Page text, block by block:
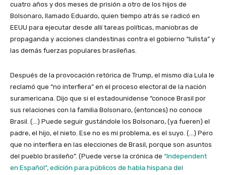
cuatro años y dos meses de prisión a otro de los hijos de
Bolsonaro, llamado Eduardo, quien tiempo atrás se radicó en
EEUU para ejecutar desde allí tareas políticas, maniobras de
propaganda y acciones clandestinas contra el gobierno “lulista” y
las demás fuerzas populares brasileñas.
Después de la provocación retórica de Trump, el mismo día Lula le
reclamó que “no interfiera” en el proceso electoral de la nación
suramericana. Dijo que si el estadounidense “conoce Brasil por
sus relaciones con la familia Bolsonaro, (entonces) no conoce
Brasil. (…) Puede seguir gustándole los Bolsonaro, (ya fueren) el
padre, el hijo, el nieto. Ese no es mi problema, es el suyo. (…) Pero
que no interfiera en las elecciones de Brasil, porque son asuntos
del pueblo brasileño”. (Puede verse la crónica de “Independent
en Español”, edición para públicos de habla hispana del